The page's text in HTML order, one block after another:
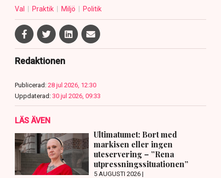
Val Praktik Miljö Politik
Redaktionen
Publicerad: 28 jul 2026, 12:30
Uppdaterad: 30 jul 2026, 09:33
LÄS ÄVEN
Ultimatumet: Bort med
markisen eller ingen
uteservering – ”Rena
utpressningssituationen”
5 AUGUSTI 2026 |